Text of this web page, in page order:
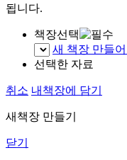
됩니다.
책장선택
새 책장 만들어
선택한 자료
취소 내책장에 담기
새책장 만들기
닫기